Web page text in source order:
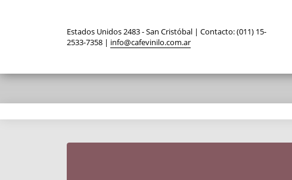
Estados Unidos 2483 - San Cristóbal | Contacto: (011) 15-
2533-7358 | info@cafevinilo.com.ar